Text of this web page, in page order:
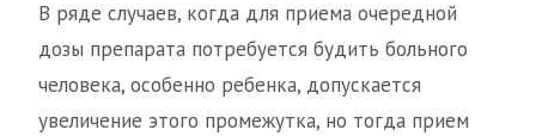
В ряде случаев, когда для приема очередной
дозы препарата потребуется будить больного
человека, особенно ребенка, допускается
увеличение этого промежутка, но тогда прием